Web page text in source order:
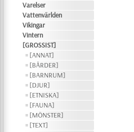
Varelser
Vattenvärlden
Vikingar
Vintern
[GROSSIST]
[ANNAT]
[BÅRDER]
[BARNRUM]
[DJUR]
[ETNISKA]
[FAUNA]
[MÖNSTER]
[TEXT]